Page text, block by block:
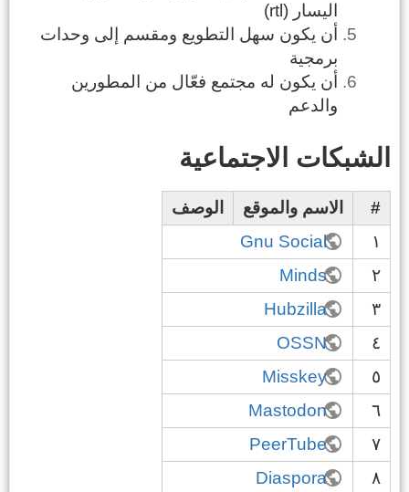
اليسار (rtl)
أن يكون سهل التطويع ومقسم إلى وحدات
برمجية
أن يكون له مجتمع فعّال من المطورين
والدعم
الشبكات الاجتماعية
# الاسم والموقع
الوصف
١
Gnu Social
٢
Minds
٣
Hubzilla
٤
OSSN
٥
Misskey
٦
Mastodon
٧
PeerTube
٨
Diaspora